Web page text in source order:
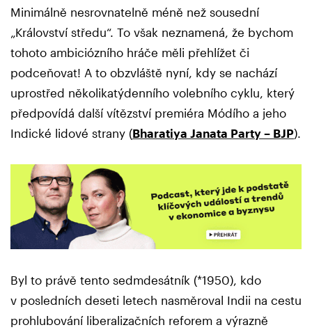
Minimálně nesrovnatelně méně než sousední
„Království středu“. To však neznamená, že bychom
tohoto ambiciózního hráče měli přehlížet či
podceňovat! A to obzvláště nyní, kdy se nachází
uprostřed několikatýdenního volebního cyklu, který
předpovídá další vítězství premiéra Módího a jeho
Indické lidové strany (Bharatiya Janata Party – BJP).
Byl to právě tento sedmdesátník (*1950), kdo
v posledních deseti letech nasměroval Indii na cestu
prohlubování liberalizačních reforem a výrazně